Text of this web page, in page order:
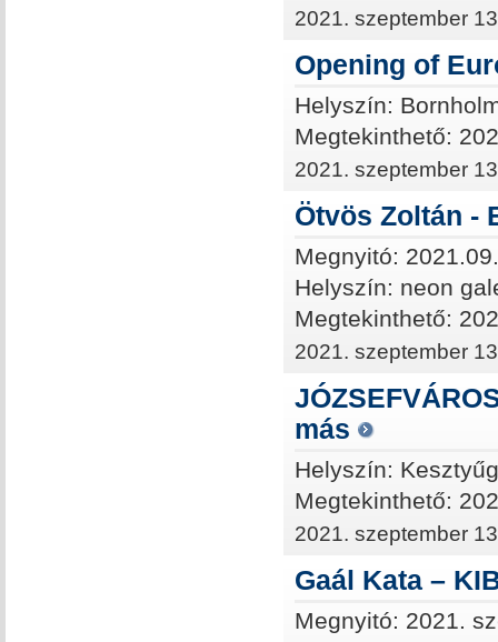
2021. szeptember
Opening of
Helyszín:
Megtekinthető:
2021. szeptember
Ötvös Zoltán -
Megnyitó:
Helyszín: neon
Megtekinthető:
2021. szeptember
más
Helyszín:
Megtekinthető:
2021. szeptember
Gaál Kata –
Megnyitó: 2021.